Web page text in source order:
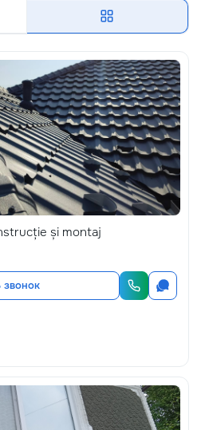
și montaj
звонок